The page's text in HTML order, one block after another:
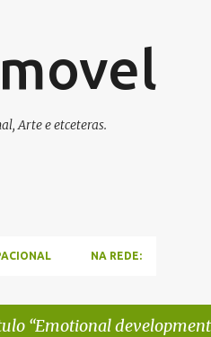
Arte e etceteras.
NA REDE:
Emotional development